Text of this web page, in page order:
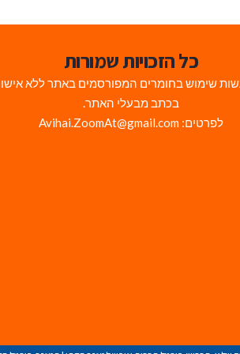
כל הזכויות שמורות
שימוש בחומרים המפורסמים באתר ללא
בכתב מבעלי האתר.
לפרטים: Avihai.ZoomAt@gmail.com